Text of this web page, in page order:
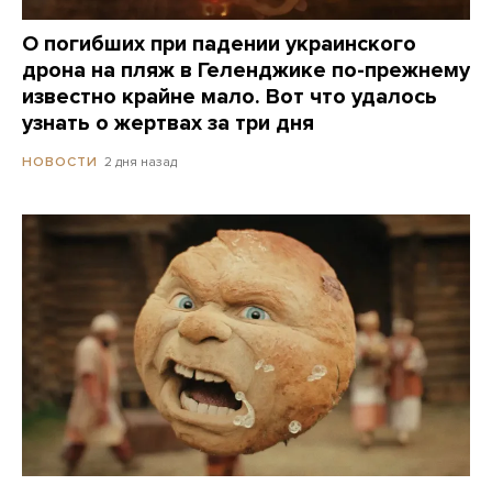
О погибших при падении украинского
дрона на пляж в Геленджике по-прежнему
известно крайне мало. Вот что удалось
узнать о жертвах за три дня
НОВОСТИ 2 дня назад